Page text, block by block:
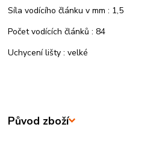
Síla vodícího článku v mm : 1,5
Počet vodících článků : 84
Uchycení lišty : velké
Původ zboží